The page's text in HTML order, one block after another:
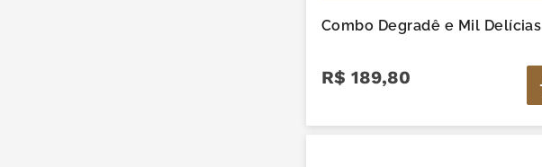
Combo Degradê e Mil Delícias
R$ 189,80